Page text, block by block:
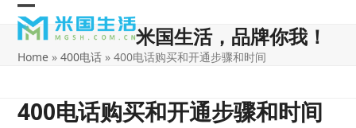
Skip
content
Open
mobile
Close
mobile
米国生活，品牌你我！
Home »400电话 »400电话购买和开通步骤和时间
400电话购买和开通步骤和时间